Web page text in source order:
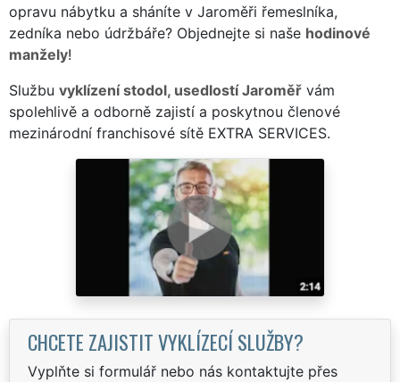
opravu nábytku a sháníte v Jaroměři řemeslníka,
zedníka nebo údržbáře? Objednejte si naše hodinové
manžely!
Službu vyklízení stodol, usedlostí Jaroměř vám
spolehlivě a odborně zajistí a poskytnou členové
mezinárodní franchisové sítě EXTRA SERVICES.
CHCETE ZAJISTIT VYKLÍZECÍ SLUŽBY?
Vyplňte si formulář nebo nás kontaktujte přes